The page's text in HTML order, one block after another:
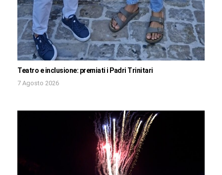
Teatro e inclusione: premiati i Padri Trinitari
7 Agosto 2026